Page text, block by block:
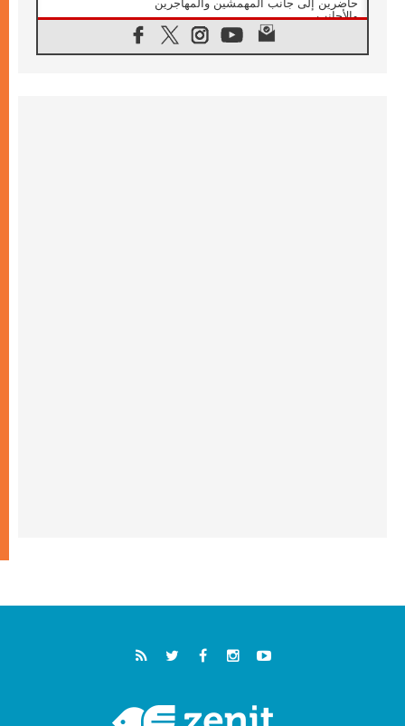
حاضرين إلى جانب المهمشين والمهاجرين
والأجانب
البابا لاوُن الرابع عشر للشباب في أسيزي: